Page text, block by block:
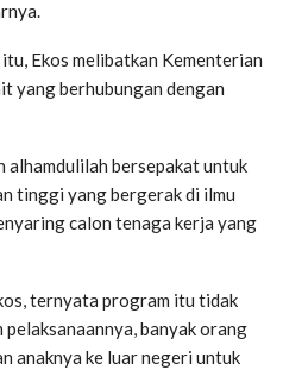
Ekos melibatkan Kementerian
yang berhubungan dengan
alhamdulilah bersepakat untuk
tinggi yang bergerak di ilmu
calon tenaga kerja yang
ternyata program itu tidak
banyak orang
anaknya ke luar negeri untuk